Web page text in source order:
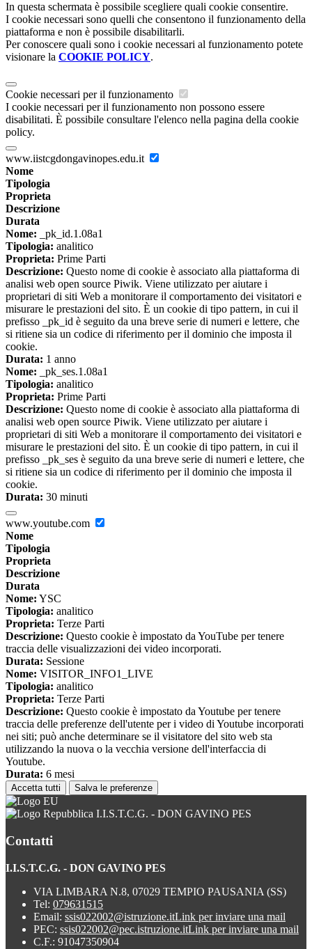
In questa schermata è possibile scegliere quali cookie consentire.
I cookie necessari sono quelli che consentono il funzionamento della
piattaforma e non è possibile disabilitarli.
Per conoscere quali sono i cookie necessari al funzionamento potete
visionare la COOKIE POLICY.
Cookie necessari per il funzionamento
I cookie necessari per il funzionamento non possono essere
disabilitati. È possibile consultare l'elenco nella pagina della cookie
policy.
www.iistcgdongavinopes.edu.it
Nome
Tipologia
Proprieta
Descrizione
Durata
Nome: _pk_id.1.08a1
Tipologia: analitico
Proprieta: Prime Parti
Descrizione: Questo nome di cookie è associato alla piattaforma di
analisi web open source Piwik. Viene utilizzato per aiutare i
proprietari di siti Web a monitorare il comportamento dei visitatori e
misurare le prestazioni del sito. È un cookie di tipo pattern, in cui il
prefisso _pk_id è seguito da una breve serie di numeri e lettere, che
si ritiene sia un codice di riferimento per il dominio che imposta il
cookie.
Durata: 1 anno
Nome: _pk_ses.1.08a1
Tipologia: analitico
Proprieta: Prime Parti
Descrizione: Questo nome di cookie è associato alla piattaforma di
analisi web open source Piwik. Viene utilizzato per aiutare i
proprietari di siti Web a monitorare il comportamento dei visitatori e
misurare le prestazioni del sito. È un cookie di tipo pattern, in cui il
prefisso _pk_ses è seguito da una breve serie di numeri e lettere, che
si ritiene sia un codice di riferimento per il dominio che imposta il
cookie.
Durata: 30 minuti
www.youtube.com
Nome
Tipologia
Proprieta
Descrizione
Durata
Nome: YSC
Tipologia: analitico
Proprieta: Terze Parti
Descrizione: Questo cookie è impostato da YouTube per tenere
traccia delle visualizzazioni dei video incorporati.
Durata: Sessione
Nome: VISITOR_INFO1_LIVE
Tipologia: analitico
Proprieta: Terze Parti
Descrizione: Questo cookie è impostato da Youtube per tenere
traccia delle preferenze dell'utente per i video di Youtube incorporati
nei siti; può anche determinare se il visitatore del sito web sta
utilizzando la nuova o la vecchia versione dell'interfaccia di
Youtube.
Durata: 6 mesi
Accetta tutti Salva le preferenze
I.I.S.T.C.G. - DON GAVINO PES
Contatti
I.I.S.T.C.G. - DON GAVINO PES
VIA LIMBARA N.8, 07029 TEMPIO PAUSANIA (SS)
Tel: 079631515
Email: ssis022002@istruzione.itLink per inviare una mail
PEC: ssis022002@pec.istruzione.itLink per inviare una mail
C.F.: 91047350904